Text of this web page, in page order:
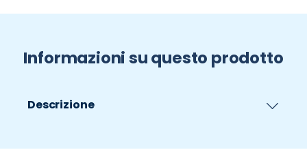
Informazioni su questo prodotto
Descrizione